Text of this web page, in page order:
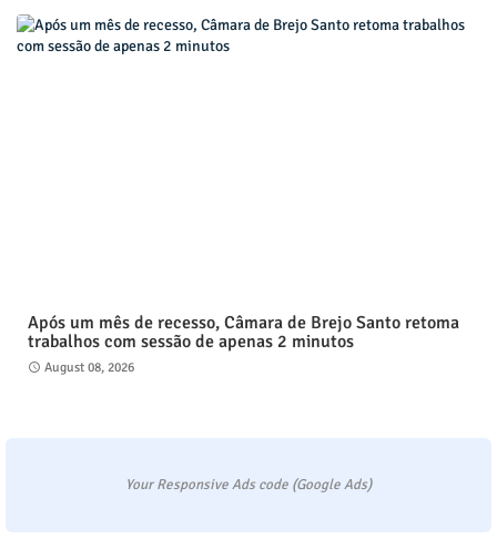
Após um mês de recesso, Câmara de Brejo Santo retoma
trabalhos com sessão de apenas 2 minutos
August 08, 2026
Your Responsive Ads code (Google Ads)